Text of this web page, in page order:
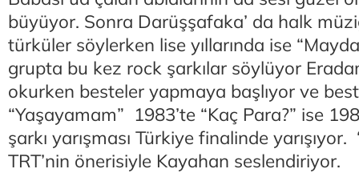
büyüyor. Sonra Darüşşafaka’ da halk
türküler söylerken lise yıllarında ise
grupta bu kez rock şarkılar söylüyor
okurken besteler yapmaya başlıyor ve
“Yaşayamam” 1983’te “Kaç Para?” ise
şarkı yarışması Türkiye finalinde yarışıyor.
TRT’nin önerisiyle Kayahan seslendiriyor.